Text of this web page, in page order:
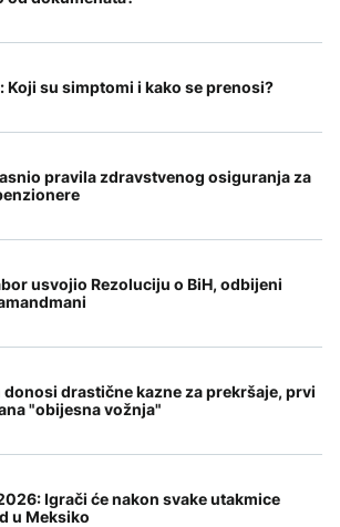
Koji su simptomi i kako se prenosi?
pravila zdravstvenog osiguranja za
usvojio Rezoluciju o BiH, odbijeni
donosi drastične kazne za prekršaje, prvi
"obijesna vožnja"
Igrači će nakon svake utakmice
u Meksiko